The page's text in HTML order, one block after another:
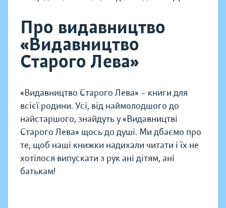
Про видавництво
«Видавництво
Старого Лева»
«Видавництво Старого Лева» – книги для
всієї родини. Усі, від наймолодшого до
найстаршого, знайдуть у «Видавництві
Старого Лева» щось до душі. Ми дбаємо про
те, щоб наші книжки надихали читати і їх не
хотілося випускати з рук ані дітям, ані
батькам!